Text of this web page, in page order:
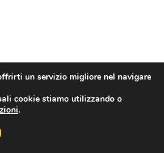
un servizio migliore nel navigare
cookie stiamo utilizzando o
.